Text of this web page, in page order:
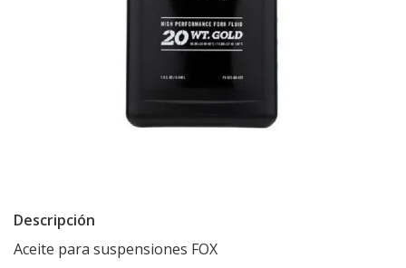
Descripción
Aceite para suspensiones FOX